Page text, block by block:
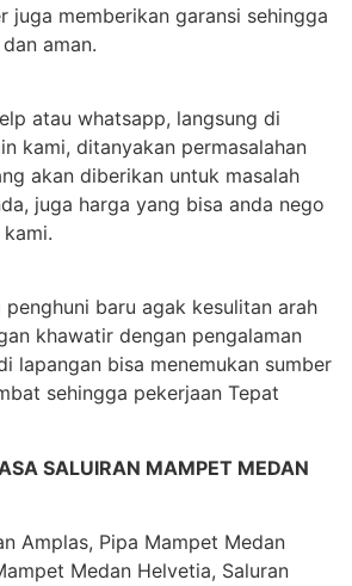
juga memberikan garansi sehingga
aman.
atau whatsapp, langsung di
kami, ditanyakan permasalahan
akan diberikan untuk masalah
juga harga yang bisa anda nego
penghuni baru agak kesulitan arah
khawatir dengan pengalaman
lapangan bisa menemukan sumber
sehingga pekerjaan Tepat
SALUIRAN MAMPET MEDAN
Amplas, Pipa Mampet Medan
Medan Helvetia, Saluran